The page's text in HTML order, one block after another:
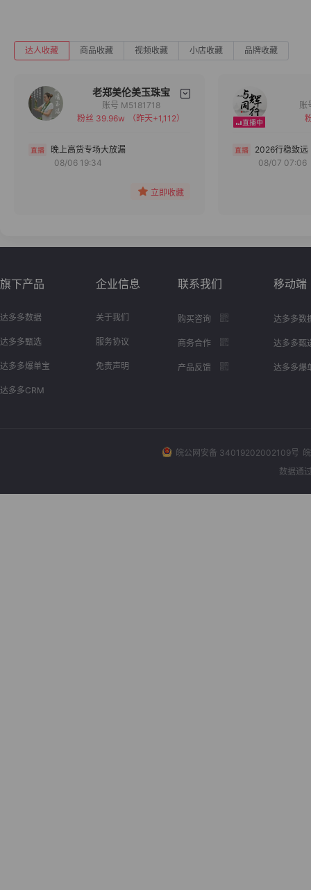
达人收藏 商品收藏 视频收藏 小店收藏 品牌收藏
老郑美伦美玉珠宝
备注
分组
账号 M5181718
粉丝 39.96w
（昨天+1,112）
晚上高货专场大放漏
08/06 19:34
立即收藏
2026行稳致远
08/07 07:06
旗下产品
达多多数据
达多多甄选
达多多爆单宝
达多多CRM
企业信息
关于我们
服务协议
免责声明
联系我们
购买咨询
商务合作
产品反馈
移动端
达多多数
达多多甄
达多多爆
皖公网安备 34019202002109号
数据通